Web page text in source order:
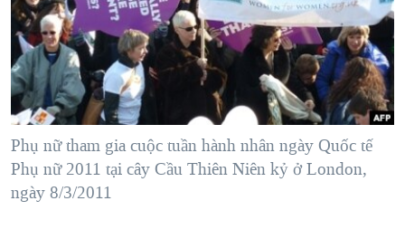
"Tìm"NGƯỜI VIỆT HẢI NGOẠI
ĐỜI SỐNG
KINH TẾ
KHOA HỌC
SỨC KHOẺ
TẠI
HÀNH TRÌNH BẦU CỬ 2024
MỘT NĂM CHIẾN TRANH TẠI DẢI GAZA
GIẢI MÃ VÀNH ĐAI & CON ĐƯỜNG
TRỊNH VĨNH BÌNH - NGƯỜI HẠ 'BÊN THẮNG CUỘC'
GROUND ZERO – XƯA VÀ NAY
VIDEO
NGHE
MẠNG XÃ HỘI
Ngôn ngữ khác
Phụ nữ tham gia cuộc tuần hành nhân ngày Quốc tế
Phụ nữ 2011 tại cây Cầu Thiên Niên kỷ ở London,
ngày 8/3/2011